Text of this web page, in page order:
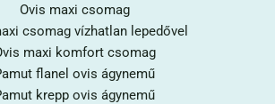
Ovis maxi csomag
csomag vízhatlan lepedővel
maxi komfort csomag
flanel ovis ágynemű
krepp ovis ágynemű